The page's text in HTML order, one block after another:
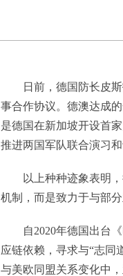
日前，德国防长皮
事合作协议。德澳达成
是德国在新加坡开设首
推进两国军队联合演习和
以上种种迹象表明
机制，而是致力于与部
自2020年德国出台
应链依赖，寻求与“志同
与美欧同盟关系变化中